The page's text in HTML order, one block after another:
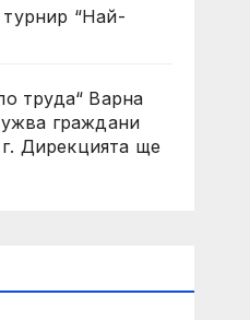
“Най-
труда“ Варна
граждани
Дирекцията ще